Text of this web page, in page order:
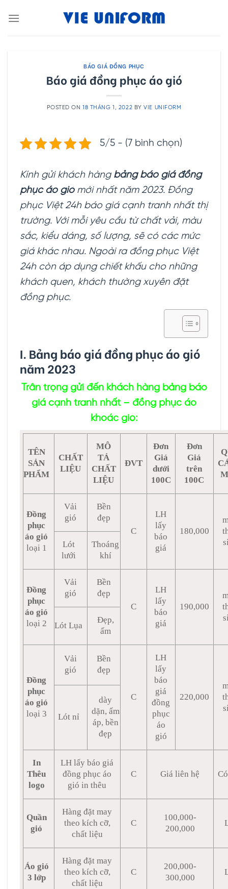
BÁO GIÁ ĐỒNG PHỤC
Báo giá đồng phục áo gió
POSTED ON18 THÁNG 1, 2022 BYVIE UNIFORM
5/5 - (7 bình chọn)
Kính gửi khách hàng bảng báo giá đồng
phục áo gió mới nhất năm 2023. Đồng
phục Việt 24h báo giá cạnh tranh nhất thị
trường. Với mỗi yêu cầu từ chất vải, màu
sắc, kiểu dáng, số lượng, sẽ có các mức
giá khác nhau. Ngoài ra đồng phục Việt
24h còn áp dụng chiết khấu cho những
khách quen, khách thường xuyên đặt
đồng phục.
I. Bảng báo giá đồng phục áo gió
năm 2023
Trân trọng gửi đến khách hàng bảng báo
giá cạnh tranh nhất – đồng phục áo
khoác gió:
TÊN
SẢN
PHẨM
CHẤT
LIỆU
MÔ
TẢ
CHẤT
LIỆU
ĐVT
Đơn
Giá
dưới
100C
Đơn
Giá
trên
100C
Đồng
phục
áo gió
loại 1
Vải
gió
Bền
đẹp
C
LH
lấy
báo
giá
180,000
Lót
lưới
Thoáng
khí
Đồng
phục
áo gió
loại 2
Vải
gió
Bền
đẹp
C
LH
lấy
báo
giá
190,000
Lót Lụa
Đẹp,
ấm
Đồng
phục
áo gió
loại 3
Vải
gió
Bền
đẹp
C
LH
lấy
báo
giá
đồng
phục
áo
gió
220,000
Lót nỉ
dày
dặn, ấm
áp, bền
đẹp
In
Thêu
logo
LH lấy báo giá
đồng phục áo
gió in thêu
C Giá liên hệ
Quần
gió
Hàng đặt may
theo kích cỡ,
chất liệu
C
100,000-
200,000
Áo gió
3 lớp
Hàng đặt may
theo kích cỡ,
chất liệu
C
200,000-
300,000